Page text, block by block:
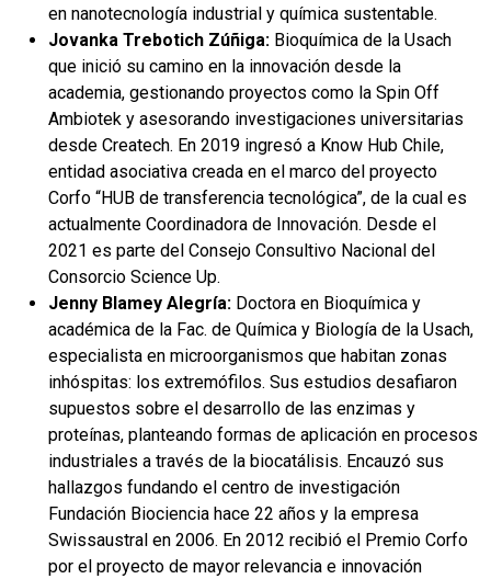
en nanotecnología industrial y química sustentable.
Jovanka Trebotich Zúñiga: Bioquímica de la Usach
que inició su camino en la innovación desde la
academia, gestionando proyectos como la Spin Off
Ambiotek y asesorando investigaciones universitarias
desde Createch. En 2019 ingresó a Know Hub Chile,
entidad asociativa creada en el marco del proyecto
Corfo “HUB de transferencia tecnológica”, de la cual es
actualmente Coordinadora de Innovación. Desde el
2021 es parte del Consejo Consultivo Nacional del
Consorcio Science Up.
Jenny Blamey Alegría: Doctora en Bioquímica y
académica de la Fac. de Química y Biología de la Usach,
especialista en microorganismos que habitan zonas
inhóspitas: los extremófilos. Sus estudios desafiaron
supuestos sobre el desarrollo de las enzimas y
proteínas, planteando formas de aplicación en procesos
industriales a través de la biocatálisis. Encauzó sus
hallazgos fundando el centro de investigación
Fundación Biociencia hace 22 años y la empresa
Swissaustral en 2006. En 2012 recibió el Premio Corfo
por el proyecto de mayor relevancia e innovación